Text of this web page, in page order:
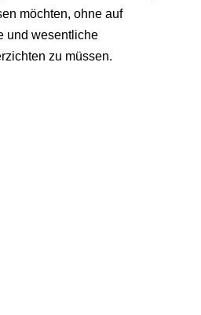
möchten, ohne auf
und wesentliche
zu müssen.